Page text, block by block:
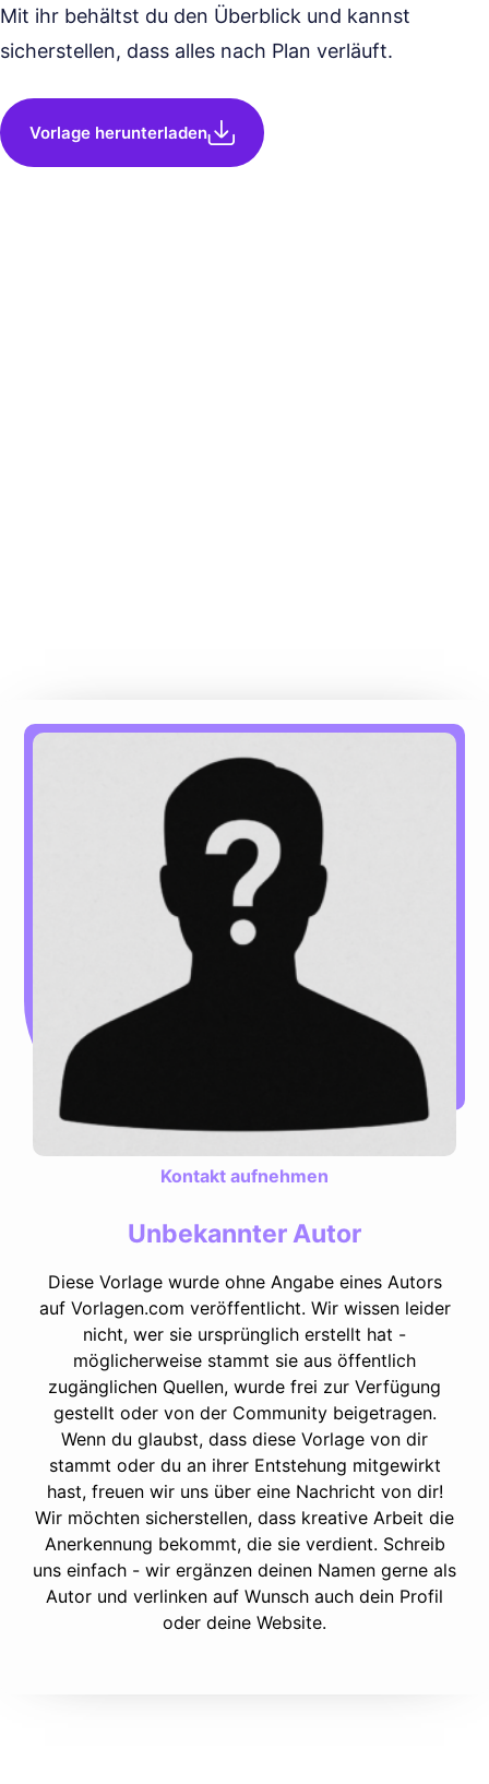
Mit ihr behältst du den Überblick und kannst
sicherstellen, dass alles nach Plan verläuft.
Vorlage herunterladen
Kontakt aufnehmen
Unbekannter Autor
Diese Vorlage wurde ohne Angabe eines Autors
auf Vorlagen.com veröffentlicht. Wir wissen leider
nicht, wer sie ursprünglich erstellt hat -
möglicherweise stammt sie aus öffentlich
zugänglichen Quellen, wurde frei zur Verfügung
gestellt oder von der Community beigetragen.
Wenn du glaubst, dass diese Vorlage von dir
stammt oder du an ihrer Entstehung mitgewirkt
hast, freuen wir uns über eine Nachricht von dir!
Wir möchten sicherstellen, dass kreative Arbeit die
Anerkennung bekommt, die sie verdient. Schreib
uns einfach - wir ergänzen deinen Namen gerne als
Autor und verlinken auf Wunsch auch dein Profil
oder deine Website.